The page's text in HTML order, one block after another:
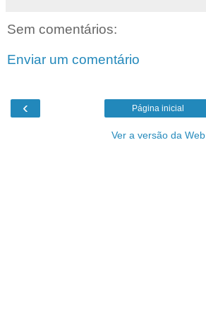
Sem comentários:
Enviar um comentário
‹ Página inicial
Ver a versão da Web